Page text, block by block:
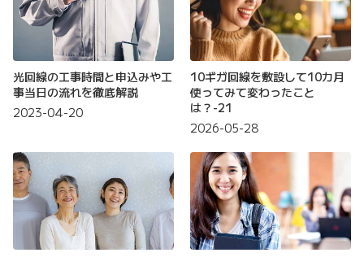
光回線の工事時間と申込みや工
事当日の流れを徹底解説
2023-04-20
10ギガ回線を敷設して10カ月
使ってみて変わったこと
は？-21
2026-05-28